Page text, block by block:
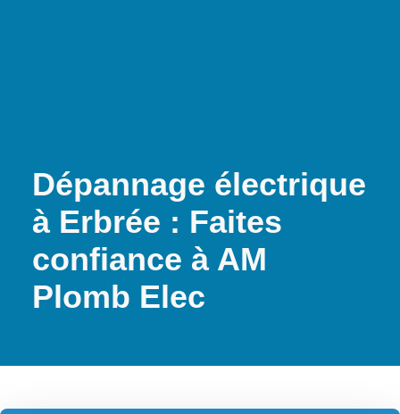
Dépannage électrique
à Erbrée : Faites
confiance à AM
Plomb Elec